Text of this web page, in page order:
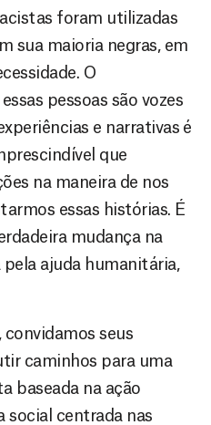
foram utilizadas
sua maioria negras, em
O
pessoas são vozes
e narrativas é
que
na maneira de nos
essas histórias. É
mudança na
ajuda humanitária,
convidamos seus
caminhos para uma
baseada na ação
social centrada nas